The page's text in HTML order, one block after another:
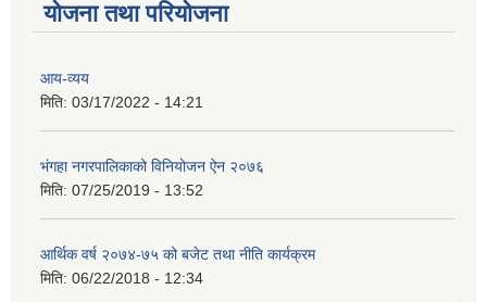
योजना तथा परियोजना
आय-व्यय
मिति: 03/17/2022 - 14:21
भंगहा नगरपालिकाको विनियोजन ऐन २०७६
मिति: 07/25/2019 - 13:52
आर्थिक वर्ष २०७४-७५ को बजेट तथा नीति कार्यक्रम
मिति: 06/22/2018 - 12:34